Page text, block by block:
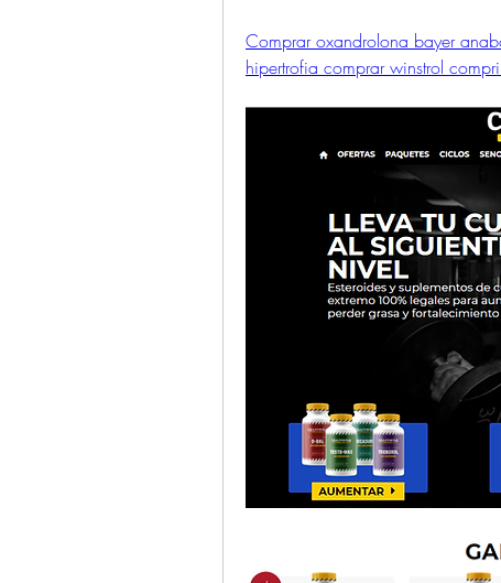
Comprar oxandrolona bayer
hipertrofia comprar winstrol